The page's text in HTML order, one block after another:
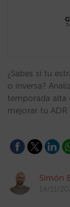
¿Sabes si tu
o inversa?
temporada alta
mejorar tu
Simón
14/11/